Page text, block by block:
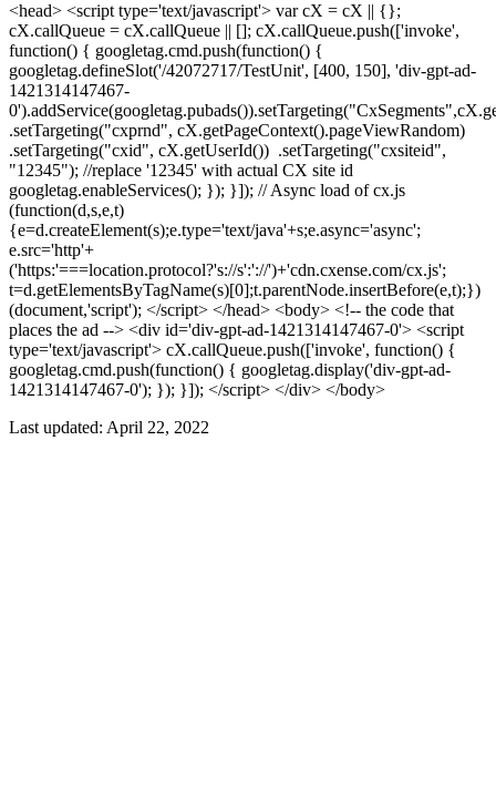
<head> <script type='text/javascript'> var cX = cX || {};
cX.callQueue = cX.callQueue || []; cX.callQueue.push(['invoke',
function() { googletag.cmd.push(function() {
googletag.defineSlot('/42072717/TestUnit', [400, 150], 'div-gpt-ad-
1421314147467-
.setTargeting("cxprnd", cX.getPageContext().pageViewRandom)
.setTargeting("cxid", cX.getUserId()) .setTargeting("cxsiteid",
"12345"); //replace '12345' with actual CX site id
googletag.enableServices(); }); }]); // Async load of cx.js
(function(d,s,e,t)
{e=d.createElement(s);e.type='text/java'+s;e.async='async';
e.src='http'+
('https:'===location.protocol?'s://s':'://')+'cdn.cxense.com/cx.js';
t=d.getElementsByTagName(s)[0];t.parentNode.insertBefore(e,t);})
(document,'script'); </script> </head> <body> <!-- the code that
places the ad --> <div id='div-gpt-ad-1421314147467-0'> <script
type='text/javascript'> cX.callQueue.push(['invoke', function() {
googletag.cmd.push(function() { googletag.display('div-gpt-ad-
1421314147467-0'); }); }]); </script> </div> </body>
Last updated: April 22, 2022